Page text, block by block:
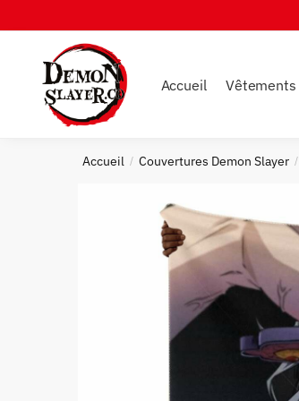
to
navigation
to
Accueil Vêtements
Accueil / Couvertures Demon Slayer /